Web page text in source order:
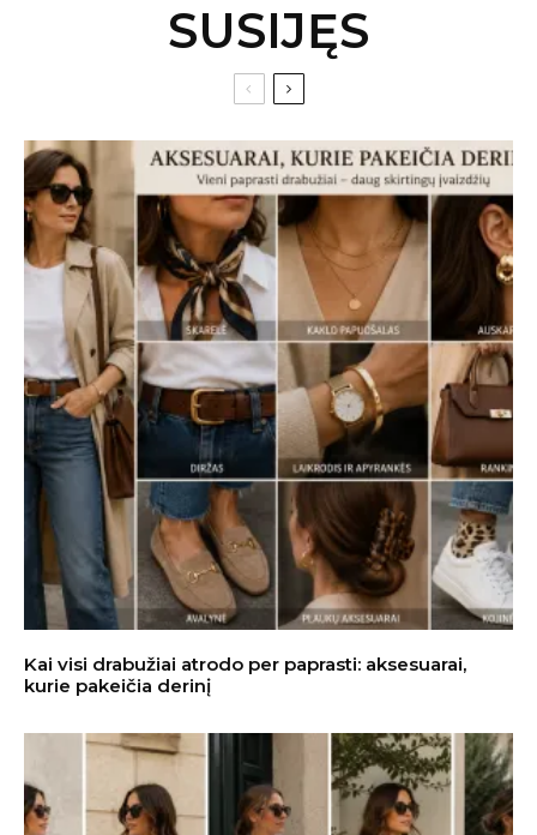
SUSIJĘS
Kai visi drabužiai atrodo per paprasti: aksesuarai,
kurie pakeičia derinį